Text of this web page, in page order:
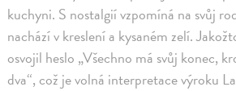
kuchyni. S nostalgií vzpomíná na svůj
nachází v kreslení a kysaném zelí.
osvojil heslo „Všechno má svůj konec,
dva“, což je volná interpretace výroku